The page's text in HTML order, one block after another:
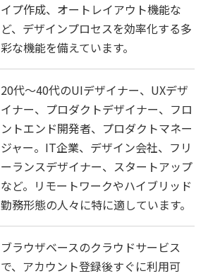
イプ作成、オートレイアウト機能な
ど、デザインプロセスを効率化する多
彩な機能を備えています。
20代〜40代のUIデザイナー、UXデザ
イナー、プロダクトデザイナー、フロ
ントエンド開発者、プロダクトマネー
ジャー。IT企業、デザイン会社、フリ
ーランスデザイナー、スタートアップ
など。リモートワークやハイブリッド
勤務形態の人々に特に適しています。
ブラウザベースのクラウドサービス
で、アカウント登録後すぐに利用可